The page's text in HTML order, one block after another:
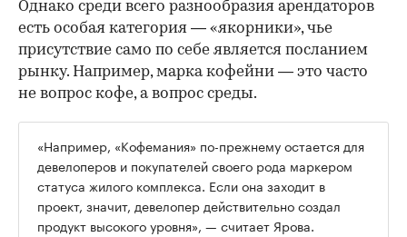
Однако среди всего разнообразия арендаторов
есть особая категория — «якорники», чье
присутствие само по себе является посланием
рынку. Например, марка кофейни — это часто
не вопрос кофе, а вопрос среды.
«Например, «Кофемания» по-прежнему остается для
девелоперов и покупателей своего рода маркером
статуса жилого комплекса. Если она заходит в
проект, значит, девелопер действительно создал
продукт высокого уровня», — считает Ярова.